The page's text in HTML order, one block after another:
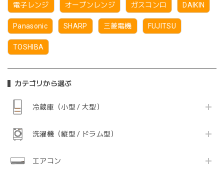
電子レンジ オーブンレンジ ガスコンロ DAIKIN
Panasonic SHARP 三菱電機 FUJITSU
TOSHIBA
カテゴリから選ぶ
冷蔵庫（小型 / 大型）
洗濯機（縦型 / ドラム型）
エアコン